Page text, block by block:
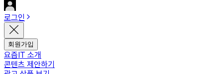
로그인
회원가입
요즘IT 소개
콘텐츠 제안하기